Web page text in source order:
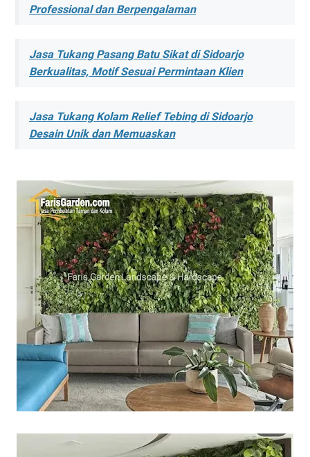
Professional dan Berpengalaman
Jasa Tukang Pasang Batu Sikat di Sidoarjo
Berkualitas, Motif Sesuai Permintaan Klien
Jasa Tukang Kolam Relief Tebing di Sidoarjo
Desain Unik dan Memuaskan